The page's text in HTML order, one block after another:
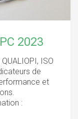
2023
ISO
de
et
: